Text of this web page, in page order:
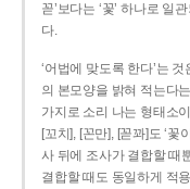
꼳’보다는 ‘꽃’ 하나로 일
다.
‘어법에 맞도록 한다’는
의 본모양을 밝혀 적는다
가지로 소리 나는 형태소
[꼬치], [꼰만], [꼳꽈]도 ‘꽃
사 뒤에 조사가 결합할 때
결합할 때도 동일하게 적